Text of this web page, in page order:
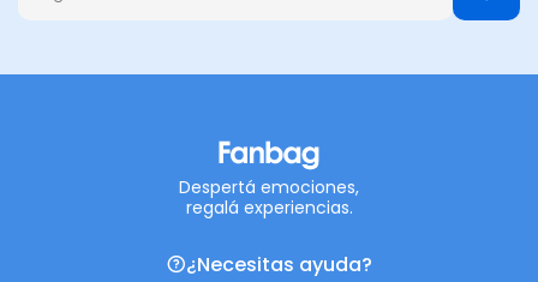
Despertá emociones,
regalá experiencias.
¿Necesitas ayuda?